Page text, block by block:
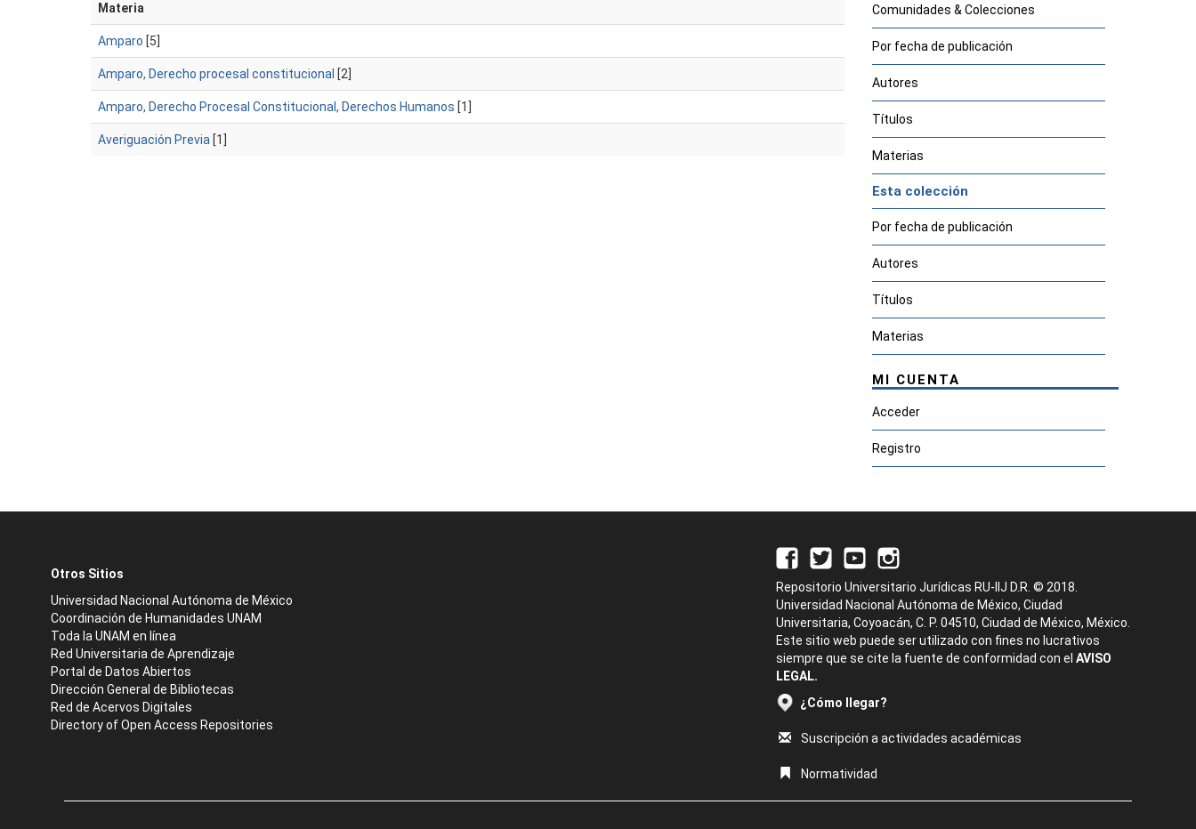
Materia
Amparo [5]
Amparo, Derecho procesal constitucional [2]
Amparo, Derecho Procesal Constitucional, Derechos Humanos [1]
Averiguación Previa [1]
Comunidades & Colecciones
Por fecha de publicación
Autores
Títulos
Materias
Esta colección
Por fecha de publicación
Autores
Títulos
Materias
MI CUENTA
Acceder
Registro
Otros Sitios
Universidad Nacional Autónoma de México
Coordinación de Humanidades UNAM
Toda la UNAM en línea
Red Universitaria de Aprendizaje
Portal de Datos Abiertos
Dirección General de Bibliotecas
Red de Acervos Digitales
Directory of Open Access Repositories
Repositorio Universitario Jurídicas RU-IIJ D.R. © 2018.
Universidad Nacional Autónoma de México, Ciudad
Universitaria, Coyoacán, C. P. 04510, Ciudad de México, México.
Este sitio web puede ser utilizado con fines no lucrativos
siempre que se cite la fuente de conformidad con el AVISO
LEGAL.
¿Cómo llegar?
Suscripción a actividades académicas
Normatividad